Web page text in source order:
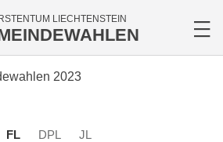
LIECHTENSTEIN
2023
FL DPL JL